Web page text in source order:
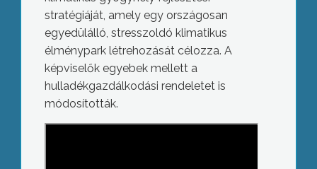
stratégiáját, amely egy országosan
egyedülálló, stresszoldó klimatikus
élménypark létrehozását célozza. A
képviselők egyebek mellett a
hulladékgazdálkodási rendeletet is
módosították.